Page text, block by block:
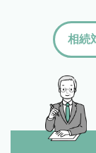
相続